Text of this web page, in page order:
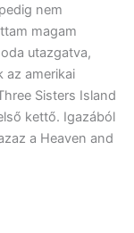
nem
magam
utazgatva,
az amerikai
Sisters Island
kettő. Igazából
a Heaven and